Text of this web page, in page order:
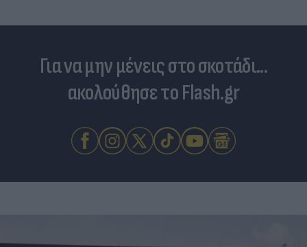
Για να μην μένεις στο σκοτάδι...
ακολούθησε το Flash.gr